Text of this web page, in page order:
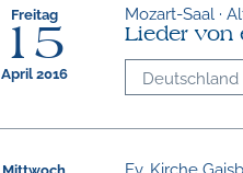
Freitag
15
April 2016
Mozart-Saal ·
Lieder von
Deutschland
Mittwoch Ev. Kirche